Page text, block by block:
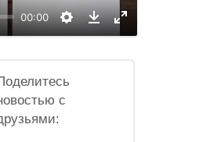
00:00
НастройкиDownload
с